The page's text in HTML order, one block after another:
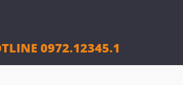
0972.12345.1